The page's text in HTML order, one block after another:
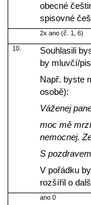
obecné
spisovné
2x ano (č. 1, 6)
10.
Souhlasili
by mluvčí/
Např. byste
osobě):
Váženej
moc mě
nemocnej.
S
V pořádku
rozšířil o
ano 0